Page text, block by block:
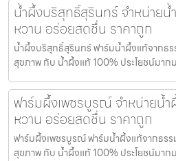
น้ำผึ้งบริสุทธิ์สุรินทร์ จำหน่าย
หวาน อร่อยสดชื่น ราคาถูก
น้ำผึ้งบริสุทธิ์สุรินทร์ ฟาร์มน้ำผึ้งแท้จากธ
สุขภาพ กับ น้ำผึ้งแท้ 100% ประโยชน์มาก
ฟาร์มผึ้งเพชรบูรณ์ จำหน่ายน้
หวาน อร่อยสดชื่น ราคาถูก
ฟาร์มผึ้งเพชรบูรณ์ ฟาร์มน้ำผึ้งแท้จากธร
สุขภาพ กับ น้ำผึ้งแท้ 100% ประโยชน์มาก